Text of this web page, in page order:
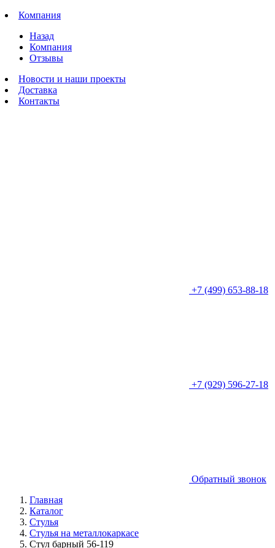
Компания
Назад
Компания
Отзывы
Новости и наши проекты
Доставка
Контакты
+7 (499) 653-88-18
+7 (929) 596-27-18
Обратный звонок
Главная
Каталог
Стулья
Стулья на металлокаркасе
Стул барный 56-119